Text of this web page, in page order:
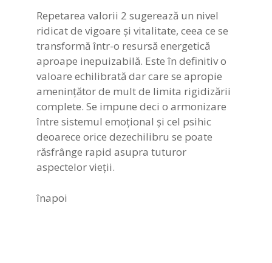
Repetarea valorii 2 sugerează un nivel
ridicat de vigoare și vitalitate, ceea ce se
transformă într-o resursă energetică
aproape inepuizabilă. Este în definitiv o
valoare echilibrată dar care se apropie
amenințător de mult de limita rigidizării
complete. Se impune deci o armonizare
între sistemul emoțional și cel psihic
deoarece orice dezechilibru se poate
răsfrânge rapid asupra tuturor
aspectelor vieții.
înapoi